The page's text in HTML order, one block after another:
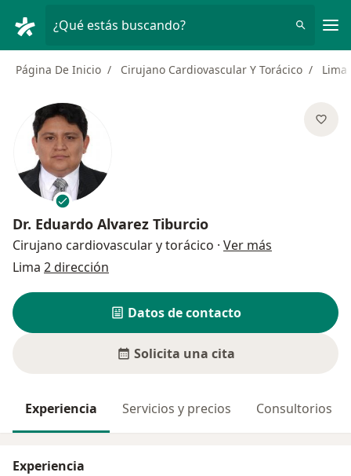
¿Qué estás buscando?
Página De Inicio Cirujano Cardiovascular Y Torácico Lima
Dr. Eduardo Alvarez Tiburcio
Cirujano cardiovascular y torácico · Ver más
Lima 2 dirección
Datos de contacto
Solicita una cita
Experiencia Servicios y precios Consultorios
Experiencia